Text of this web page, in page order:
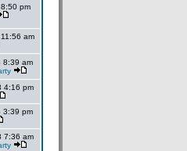
pm
am
8:39 am
4:16 pm
3:39 pm
7:36 am